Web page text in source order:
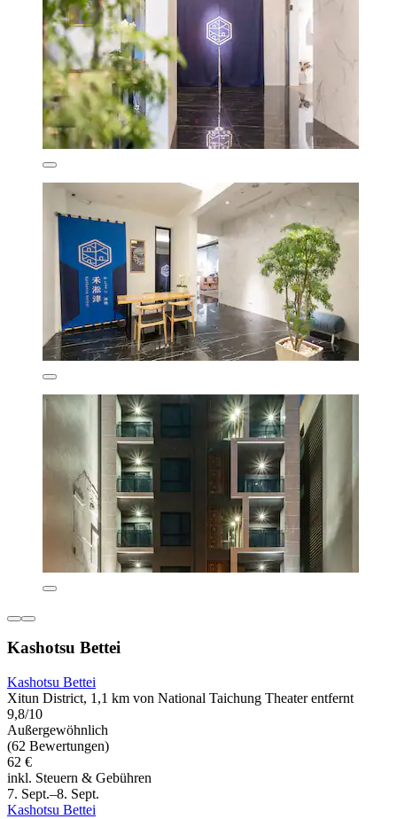
Kashotsu Bettei
Kashotsu Bettei
Xitun District, 1,1 km von National Taichung Theater entfernt
9,8/10
Außergewöhnlich
(62 Bewertungen)
62 €
inkl. Steuern & Gebühren
7. Sept.–8. Sept.
Kashotsu Bettei